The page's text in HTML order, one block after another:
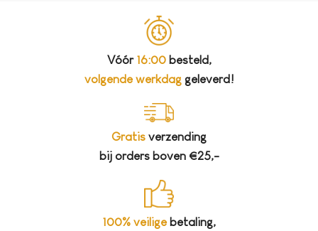
Vóór 16:00besteld,
volgende werkdag geleverd!
Gratis verzending
bij orders boven €25,-
100% veiligebetaling,